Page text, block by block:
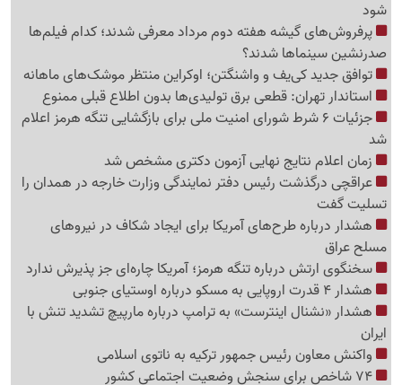
شود
پرفروش‌های گیشه هفته دوم مرداد معرفی شدند؛ کدام فیلم‌ها
صدرنشین سینماها شدند؟
توافق جدید کی‌یف و واشنگتن؛ اوکراین منتظر موشک‌های ماهانه
استاندار تهران: قطعی برق تولیدی‌ها بدون اطلاع قبلی ممنوع
جزئیات 6 شرط شورای امنیت ملی برای بازگشایی تنگه هرمز اعلام
شد
زمان اعلام نتایج نهایی آزمون دکتری مشخص شد
عراقچی درگذشت رئیس دفتر نمایندگی وزارت خارجه در همدان را
تسلیت گفت
هشدار درباره طرح‌های آمریکا برای ایجاد شکاف در نیروهای
مسلح عراق
سخنگوی ارتش درباره تنگه هرمز؛ آمریکا چاره‌ای جز پذیرش ندارد
هشدار 4 قدرت اروپایی به مسکو درباره اوستیای جنوبی
هشدار «نشنال اینترست» به ترامپ درباره مارپیچ تشدید تنش با
ایران
واکنش معاون رئیس جمهور ترکیه به ناتوی اسلامی